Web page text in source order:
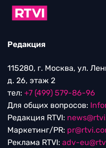
Редакция
115280, г. Москва, ул.
д. 26, этаж 2
тел: +7 (499) 579-86-96
Для общих вопросов:
Редакция RTVI:
Маркетинг/PR:
Реклама RTVI: adv-